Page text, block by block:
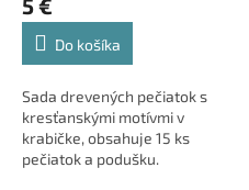
5 €
Do košíka
Sada drevených pečiatok s
kresťanskými motívmi v
krabičke, obsahuje 15 ks
pečiatok a podušku.